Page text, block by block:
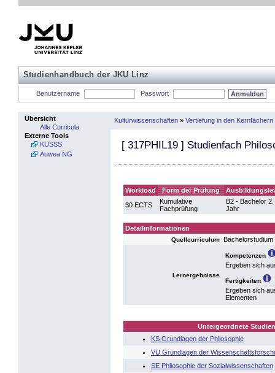
Studienhandbuch der JKU Linz
Benutzername Passwort
Übersicht
Alle Curricula
Externe Tools
KUSSS
Auwea NG
Kulturwissenschaften » Vertiefung in den Kernfächern
[ 317PHIL19 ] Studienfach
Workload Form der Prüfung
30 ECTS
Kumulative
Fachprüfung
B2 - Bachelor 2.
Jahr
Detailinformationen
Quellcurriculum
Lernergebnisse
Kompetenzen
Ergeben sich
Fertigkeiten
Ergeben sich
Elementen
Untergeordnete
KS Grundlagen der Philosophie
VU Grundlagen der
SE Philosophie der Sozialwissenschaften